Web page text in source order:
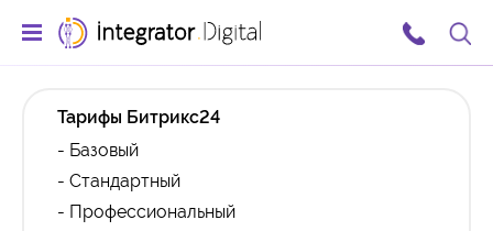
Тарифы Битрикс24
- Базовый
- Стандартный
- Профессиональный